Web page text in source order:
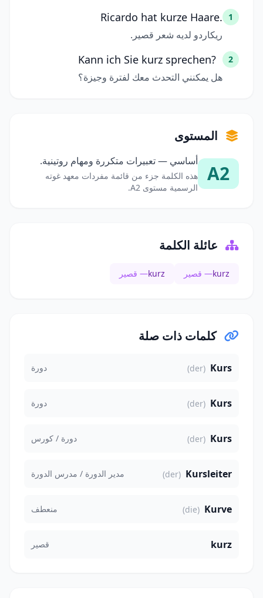
1
Ricardo hat kurze Haare.
ريكاردو لديه شعر قصير.
2
Kann ich Sie kurz sprechen?
هل يمكنني التحدث معك لفترة وجيزة؟
المستوى
A2
أساسي — تعبيرات متكررة ومهام روتينية.
هذه الكلمة جزء من قائمة مفردات معهد غوته
الرسمية مستوى A2.
عائلة الكلمة
kurz— قصير kurz— قصير
كلمات ذات صلة
Kurs
(der) دورة
Kurs
(der) دورة
Kurs
(der) دورة / كورس
Kursleiter
(der) مدير الدورة / مدرس الدورة
Kurve
(die) منعطف
kurz قصير